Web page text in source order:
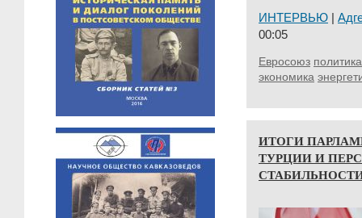
ИНТЕРВЬЮ |
00:05
Евросоюз
экономика
ИТОГИ
ТУРЦИИ И